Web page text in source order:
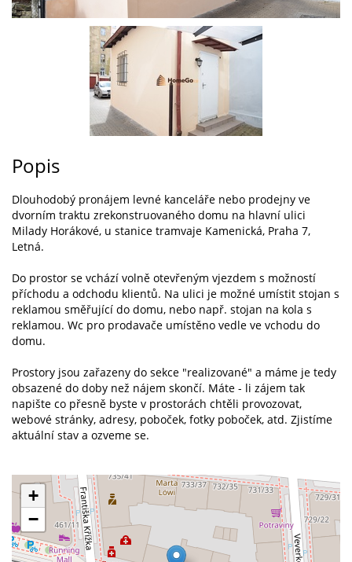
Popis
Dlouhodobý pronájem levné kanceláře nebo prodejny ve
dvorním traktu zrekonstruovaného domu na hlavní ulici
Milady Horákové, u stanice tramvaje Kamenická, Praha 7,
Letná.
Do prostor se vchází volně otevřeným vjezdem s možností
příchodu a odchodu klientů. Na ulici je možné umístit stojan s
reklamou směřující do domu, nebo např. stojan na kola s
reklamou. Wc pro prodavače umístěno vedle ve vchodu do
domu.
Prostory jsou zařazeny do sekce "realizované" a máme je tedy
obsazené do doby než nájem skončí. Máte - li zájem tak
napište co přesně byste v prostorách chtěli provozovat,
webové stránky, adresy, poboček, fotky poboček, atd. Zjistíme
aktuální stav a ozveme se.
+
−